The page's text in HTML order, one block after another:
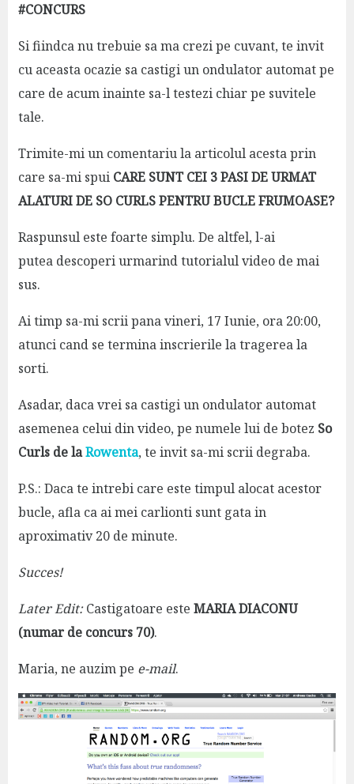
#CONCURS
Si fiindca nu trebuie sa ma crezi pe cuvant, te invit
cu aceasta ocazie sa castigi un ondulator automat pe
care de acum inainte sa-l testezi chiar pe suvitele
tale.
Trimite-mi un comentariu la articolul acesta prin
care sa-mi spui CARE SUNT CEI 3 PASI DE URMAT
ALATURI DE SO CURLS PENTRU BUCLE FRUMOASE?
Raspunsul este foarte simplu. De altfel, l-ai
putea descoperi urmarind tutorialul video de mai
sus.
Ai timp sa-mi scrii pana vineri, 17 Iunie, ora 20:00,
atunci cand se termina inscrierile la tragerea la
sorti.
Asadar, daca vrei sa castigi un ondulator automat
asemenea celui din video, pe numele lui de botez So
Curls de laRowenta, te invit sa-mi scrii degraba.
P.S.: Daca te intrebi care este timpul alocat acestor
bucle, afla ca ai mei carlionti sunt gata in
aproximativ 20 de minute.
Succes!
Later Edit:Castigatoare este MARIA DIACONU
(numar de concurs 70).
Maria, ne auzim pe e-mail.